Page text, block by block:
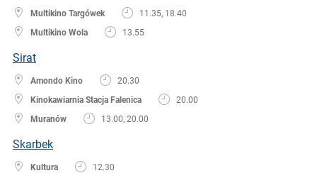
Multikino Targówek
11.35, 18.40
Multikino Wola
13.55
Sirat
Amondo Kino
20.30
Kinokawiarnia Stacja Falenica
20.00
Muranów
13.00, 20.00
Skarbek
Kultura 12.30